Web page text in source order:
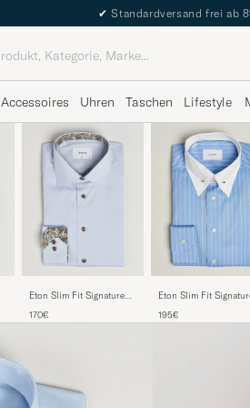
✔ Standardversand frei ab
Accessoires Uhren Taschen Lifestyle
Eton Slim Fit Signature
Blue
170€
Eton Slim Fit
Blue
195€